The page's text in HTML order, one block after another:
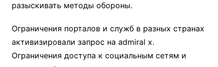
разыскивать методы обороны.
Ограничения порталов и служб в разных странах
активизировали запрос на admiral x.
Ограничения доступа к социальным сетям и